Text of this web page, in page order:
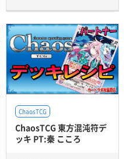
ChaosTCG
ChaosTCG 東方混沌符デ
ッキ PT:秦 こころ